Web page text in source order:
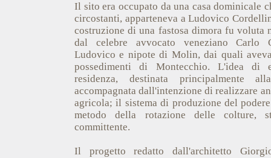
Il sito era occupato da una casa dominicale
circostanti, apparteneva a Ludovico
costruzione di una fastosa dimora fu voluta
dal celebre avvocato veneziano
Ludovico e nipote di Molin, dai quali
possedimenti di Montecchio. L'idea di
residenza, destinata principalmente
accompagnata dall'intenzione di realizzare
agricola; il sistema di produzione del
metodo della rotazione delle colture,
committente.
Il progetto redatto dall'architetto